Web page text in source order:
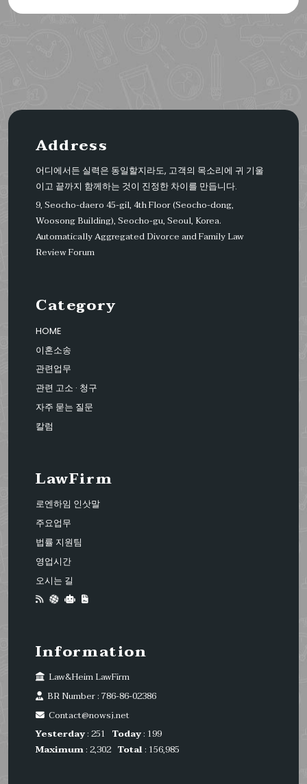
Address
어디에서든 실력은 동일할지라도, 고객의 목소리에 귀 기울
이고 끝까지 함께하는 것이 진정한 차이를 만듭니다.
9, Seocho-daero 45-gil, 4th Floor (Seocho-dong,
Woosong Building), Seocho-gu, Seoul, Korea.
Automatically Aggregated Divorce and Family Law
Review Forum
Category
HOME
이혼소송
관련업무
관련 고소 · 청구
자주 묻는 질문
칼럼
LawFirm
로엔하임 인삿말
주요업무
법률 지원팀
영업시간
오시는 길
Information
Law&Heim LawFirm
BR Number : 786-86-02386
Contact@nowsj.net
Yesterday: 251 Today: 199
Maximum: 2,302 Total: 156,985